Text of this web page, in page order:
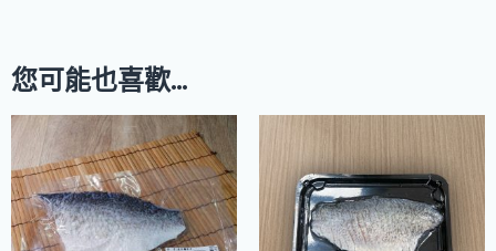
您可能也喜歡…